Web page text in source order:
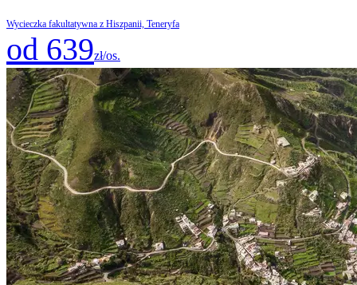
Wycieczka fakultatywna z Hiszpanii, Teneryfa
od 639zł/os.